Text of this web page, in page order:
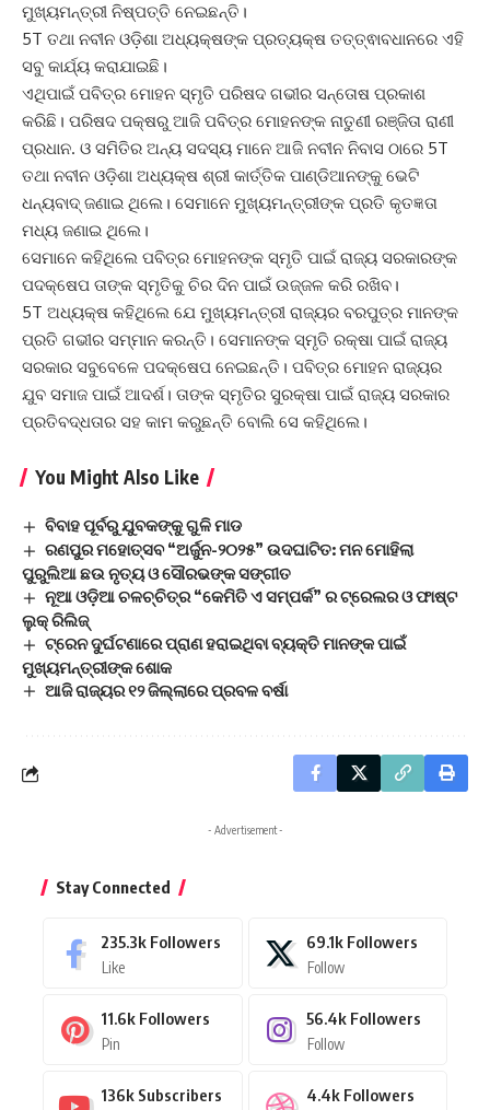
ମୁଖ୍ୟମନ୍ତ୍ରୀ ନିଷ୍ପତ୍ତି ନେଇଛନ୍ତି।
5T ତଥା ନବୀନ ଓଡ଼ିଶା ଅଧ୍ୟକ୍ଷଙ୍କ ପ୍ରତ୍ୟକ୍ଷ ତତ୍ତ୍ଵାବଧାନରେ ଏହି
ସବୁ କାର୍ଯ୍ୟ କରାଯାଇଛି।
ଏଥିପାଇଁ ପବିତ୍ର ମୋହନ ସ୍ମୃତି ପରିଷଦ ଗଭୀର ସନ୍ତୋଷ ପ୍ରକାଶ
କରିଛି। ପରିଷଦ ପକ୍ଷରୁ ଆଜି ପବିତ୍ର ମୋହନଙ୍କ ନାତୁଣୀ ରଞ୍ଜିତା ରାଣୀ
ପ୍ରଧାନ. ଓ ସମିତିର ଅନ୍ୟ ସଦସ୍ୟ ମାନେ ଆଜି ନବୀନ ନିବାସ ଠାରେ 5T
ତଥା ନବୀନ ଓଡ଼ିଶା ଅଧ୍ୟକ୍ଷ ଶ୍ରୀ କାର୍ତ୍ତିକ ପାଣ୍ଡିଆନଙ୍କୁ ଭେଟି
ଧନ୍ୟବାଦ୍ ଜଣାଇ ଥିଲେ। ସେମାନେ ମୁଖ୍ୟମନ୍ତ୍ରୀଙ୍କ ପ୍ରତି କୃତଜ୍ଞତା
ମଧ୍ୟ ଜଣାଇ ଥିଲେ।
ସେମାନେ କହିଥିଲେ ପବିତ୍ର ମୋହନଙ୍କ ସ୍ମୃତି ପାଇଁ ରାଜ୍ୟ ସରକାରଙ୍କ
ପଦକ୍ଷେପ ତାଙ୍କ ସ୍ମୃତିକୁ ଚିର ଦିନ ପାଇଁ ଉଜ୍ଜଳ କରି ରଖିବ।
5T ଅଧ୍ୟକ୍ଷ କହିଥିଲେ ଯେ ମୁଖ୍ୟମନ୍ତ୍ରୀ ରାଜ୍ୟର ବରପୁତ୍ର ମାନଙ୍କ
ପ୍ରତି ଗଭୀର ସମ୍ମାନ କରନ୍ତି। ସେମାନଙ୍କ ସ୍ମୃତି ରକ୍ଷା ପାଇଁ ରାଜ୍ୟ
ସରକାର ସବୁବେଳେ ପଦକ୍ଷେପ ନେଇଛନ୍ତି। ପବିତ୍ର ମୋହନ ରାଜ୍ୟର
ଯୁବ ସମାଜ ପାଇଁ ଆଦର୍ଶ। ତାଙ୍କ ସ୍ମୃତିର ସୁରକ୍ଷା ପାଇଁ ରାଜ୍ୟ ସରକାର
ପ୍ରତିବଦ୍ଧତାର ସହ କାମ କରୁଛନ୍ତି ବୋଲି ସେ କହିଥିଲେ।
You Might Also Like
ବିବାହ ପୂର୍ବରୁ ଯୁବକଙ୍କୁ ଗୁଳି ମାଡ
ରଣପୁର ମହୋତ୍ସବ “ଅର୍ଜୁନ-୨୦୨୫” ଉଦଘାଟିତ: ମନ ମୋହିଲା
ପୁରୁଲିଆ ଛଉ ନୃତ୍ୟ ଓ ସୌରଭଙ୍କ ସଙ୍ଗୀତ
ନୂଆ ଓଡ଼ିଆ ଚଳଚ୍ଚିତ୍ର “କେମିତି ଏ ସମ୍ପର୍କ” ର ଟ୍ରେଲର ଓ ଫାଷ୍ଟ
ଲୁକ୍ ରିଲିଜ୍
ଟ୍ରେନ ଦୁର୍ଘଟଣାରେ ପ୍ରାଣ ହରାଇଥିବା ବ୍ୟକ୍ତି ମାନଙ୍କ ପାଇଁ
ମୁଖ୍ୟମନ୍ତ୍ରୀଙ୍କ ଶୋକ
ଆଜି ରାଜ୍ୟର ୧୨ ଜିଲ୍ଲାରେ ପ୍ରବଳ ବର୍ଷା
- Advertisement -
Stay Connected
235.3k Followers
Like
69.1k Followers
Follow
11.6k Followers
Pin
56.4k Followers
Follow
136k Subscribers 4.4k Followers